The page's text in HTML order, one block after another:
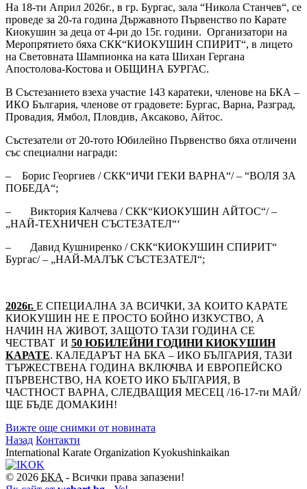
На 18-ти Април 2026г., в гр. Бургас, зала “Никола Станчев“, се
проведе за 20-та година Държавното Първенство по Карате
Киокушин за деца от 4-ри до 15г. години. Организатори на
Меропрятието бяха СКК“КИОКУШИН СПИРИТ“, в лицето
на Световната Шампионка на ката Шихан Гергана
Апостолова-Костова и ОБЩИНА БУРГАС.
В Състезанието взеха участие 143 каратеки, членове на БКА –
ИКО България, членове от градовете: Бургас, Варна, Разград,
Провадия, Ямбол, Пловдив, Аксаково, Айтос.
Състезатели от 20-тото Юбилейно Първенство бяха отличени
със специални награди:
– Борис Георгиев / СКК“ИЧИ ГЕКИ ВАРНА“/ – “ВОЛЯ ЗА
ПОБЕДА“;
– Виктория Калчева / СКК“КИОКУШИН АЙТОС“/ –
„НАЙ-ТЕХНИЧЕН СЪСТЕЗАТЕЛ“‘
– Давид Кушниренко / СКК“КИОКУШИН СПИРИТ“
Бургас/ – „НАЙ-МАЛЪК СЪСТЕЗАТЕЛ“;
2026г. Е СПЕЦИАЛНА ЗА ВСИЧКИ, ЗА КОИТО КАРАТЕ
КИОКУШИН НЕ Е ПРОСТО БОЙНО ИЗКУСТВО, А
НАЧИН НА ЖИВОТ, ЗАЩОТО ТАЗИ ГОДИНА СЕ
ЧЕСТВАТ И 50 ЮБИЛЕЙНИ ГОДИНИ КИОКУШИН
КАРАТЕ. КАЛЕДАРЪТ НА БКА – ИКО БЪЛГАРИЯ, ТАЗИ
ТЪРЖЕСТВЕНА ГОДИНА ВКЛЮЧВА И ЕВРОПЕЙСКО
ПЪРВЕНСТВО, НА КОЕТО ИКО БЪЛГАРИЯ, В
ЧАСТНОСТ ВАРНА, СЛЕДВАЩИЯ МЕСЕЦ /16-17-ти МАЙ/
ЩЕ БЪДЕ ДОМАКИН!
Вижте още снимки от новината
Назад Контакти
International Karate Organization Kyokushinkaikan
© 2026 БКА - Всички права запазени!